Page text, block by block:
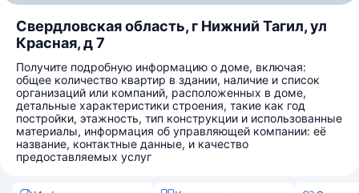
Свердловская область, г Нижний Тагил, ул
Красная, д 7
Получите подробную информацию о доме, включая:
общее количество квартир в здании, наличие и список
организаций или компаний, расположенных в доме,
детальные характеристики строения, такие как год
постройки, этажность, тип конструкции и использованные
материалы, информация об управляющей компании: её
название, контактные данные, и качество
предоставляемых услуг